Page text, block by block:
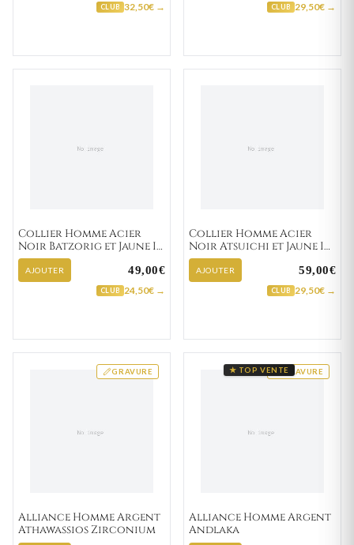
CLUB 32,50€ → CLUB 29,50€ →
Collier Homme Acier
Noir Batzorig et Jaune IP
Diamant
AJOUTER 49,00€
CLUB 24,50€ →
Collier Homme Acier
Noir Atsuichi et Jaune IP
Diamant
AJOUTER 59,00€
CLUB 29,50€ →
GRAVURE
Alliance Homme Argent
Athawassios Zirconium
GRAVURE
★ TOP VENTE
Alliance Homme Argent
Andlaka